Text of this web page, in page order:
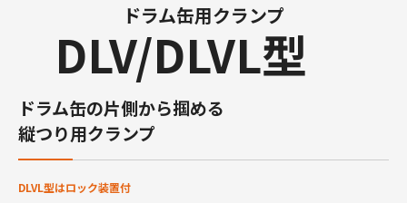
ドラム缶用クランプ
DLV/DLVL型
ドラム缶の片側から掴める
縦つり用クランプ
DLVL型はロック装置付